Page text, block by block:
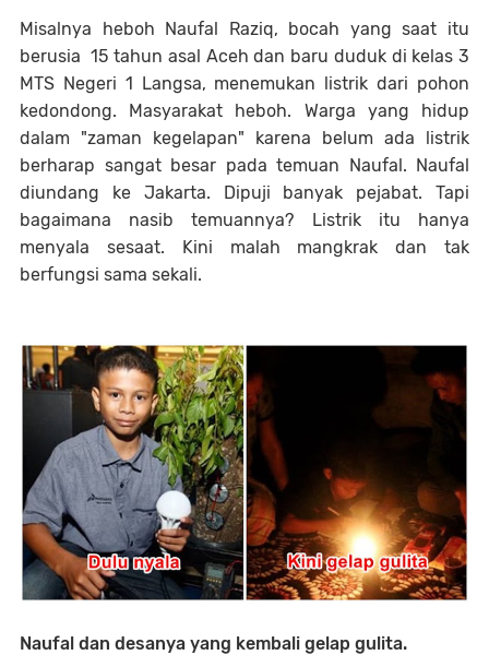
Misalnya heboh Naufal Raziq, bocah yang saat itu
berusia 15 tahun asal Aceh dan baru duduk di kelas 3
MTS Negeri 1 Langsa, menemukan listrik dari pohon
kedondong. Masyarakat heboh. Warga yang hidup
dalam "zaman kegelapan" karena belum ada listrik
berharap sangat besar pada temuan Naufal. Naufal
diundang ke Jakarta. Dipuji banyak pejabat. Tapi
bagaimana nasib temuannya? Listrik itu hanya
menyala sesaat. Kini malah mangkrak dan tak
berfungsi sama sekali.
Naufal dan desanya yang kembali gelap gulita.